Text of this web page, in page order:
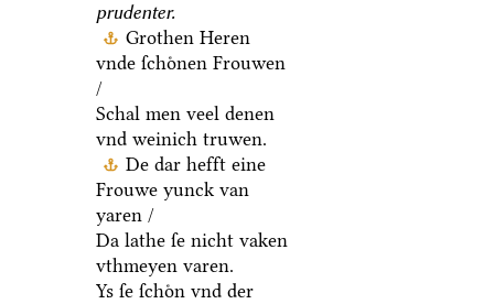
prudenter.
Grothen Heren
vnde ſchoͤnen Frouwen
/
Schal men veel denen
vnd weinich truwen.
De dar hefft eine
Frouwe yunck van
yaren /
Da lathe ſe nicht vaken
vthmeyen varen.
Ys ſe ſchoͤn vnd der